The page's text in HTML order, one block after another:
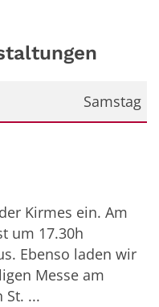
Samstag
Kirmes ein. Am
um 17.30h
Ebenso laden wir
Messe am
St. ...